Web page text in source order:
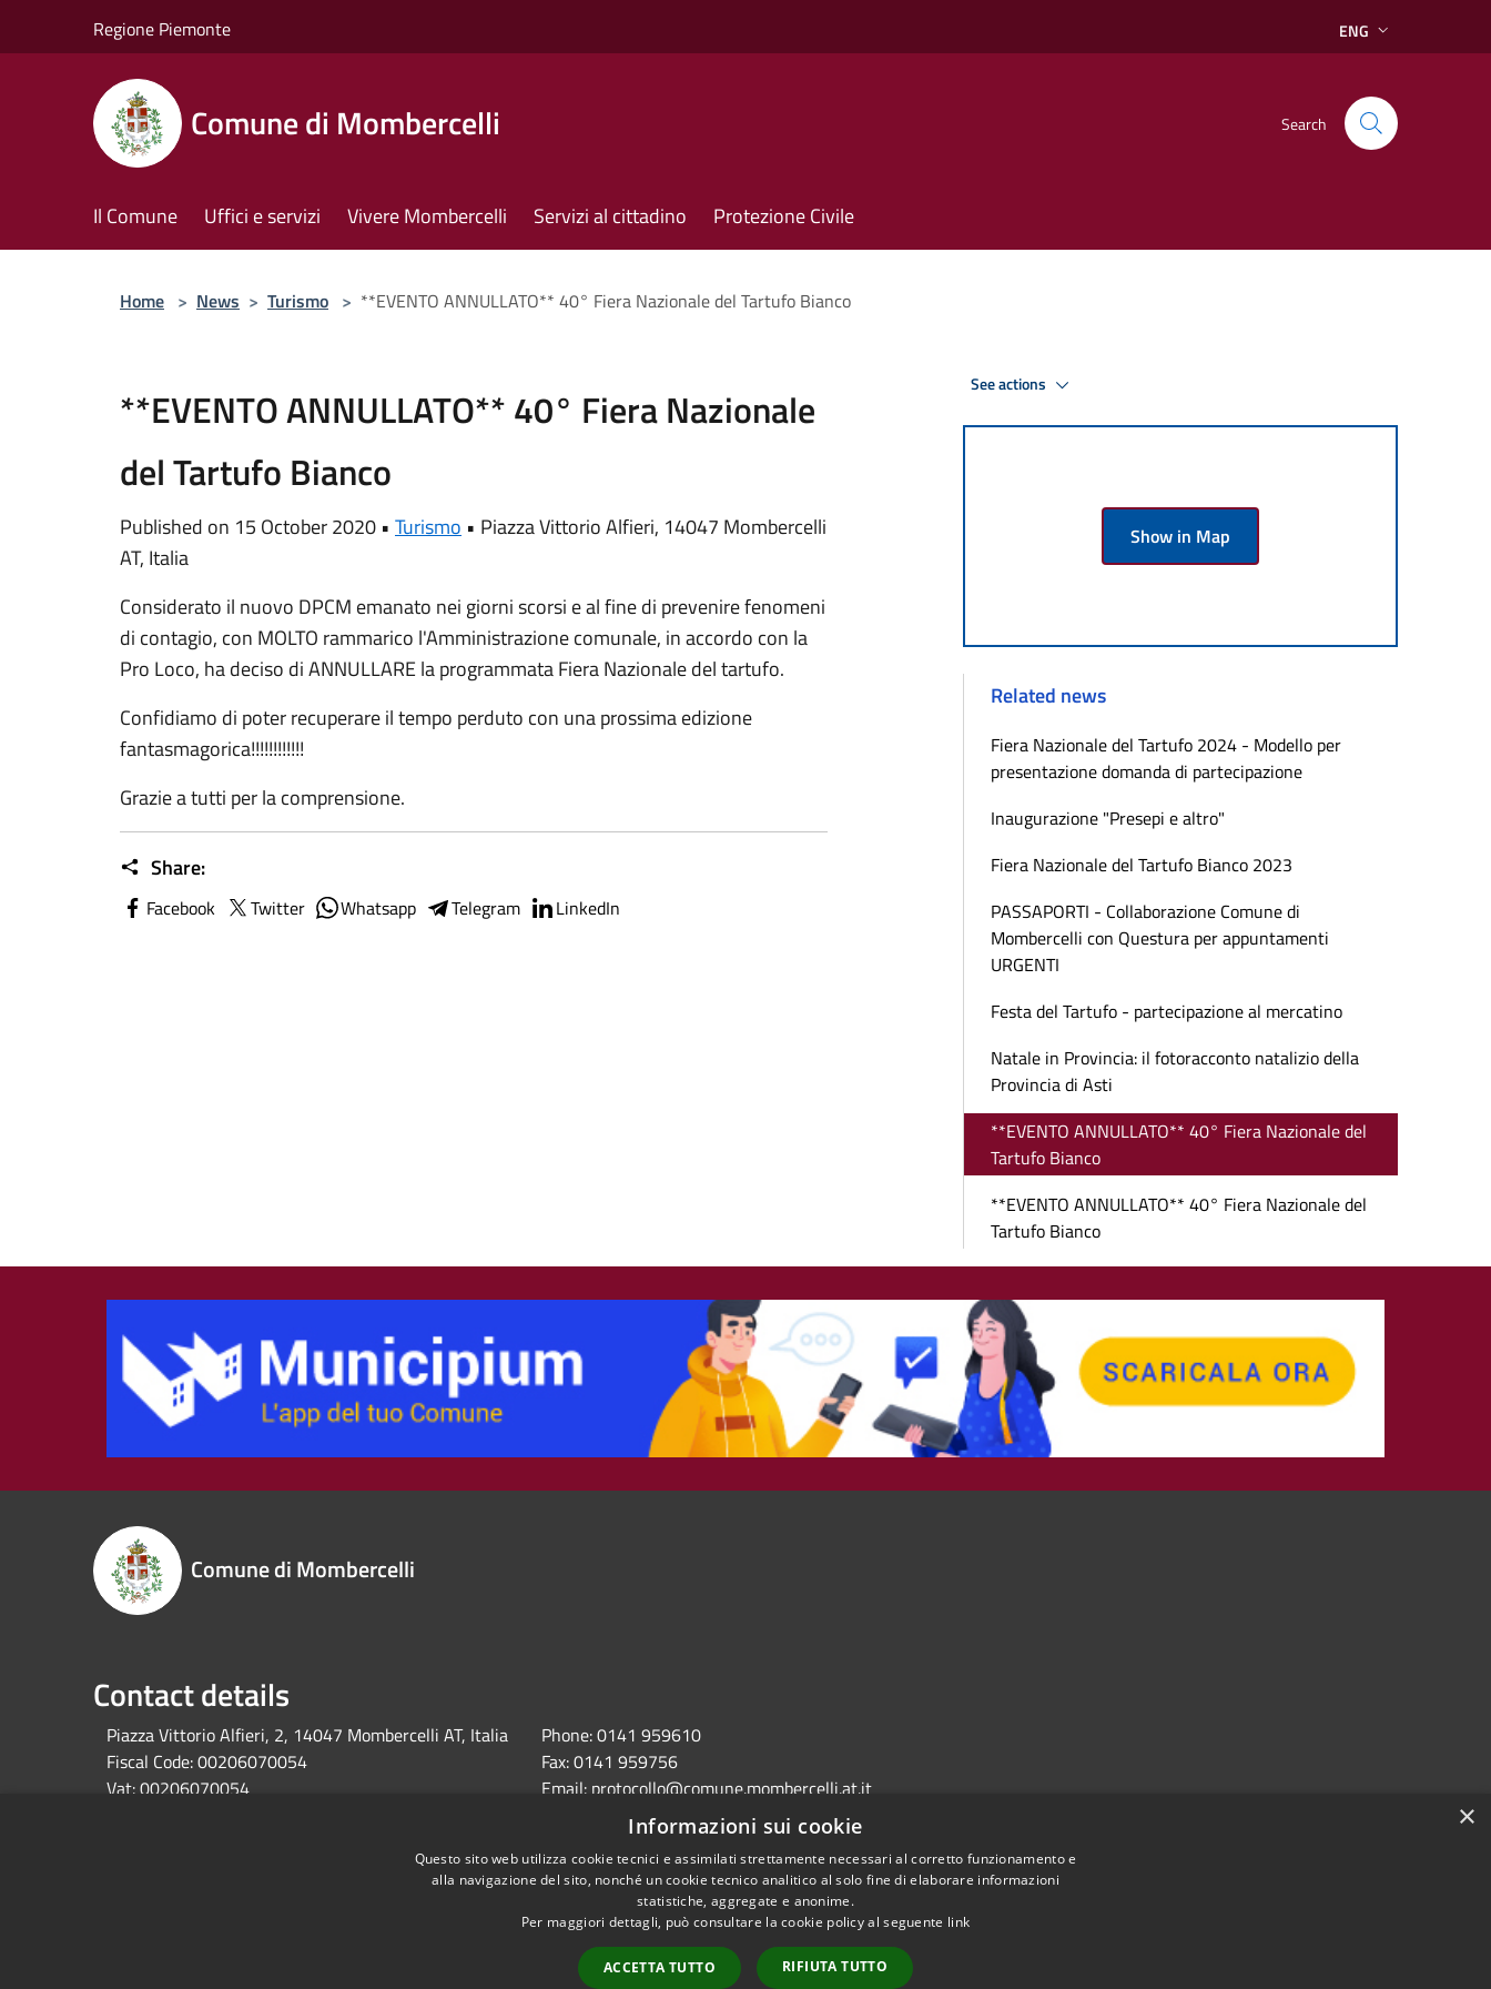
Regione Piemonte ENG
Comune di Mombercelli Search
Il Comune Uffici e servizi Vivere Mombercelli Servizi al cittadino Protezione Civile
Home > News > Turismo > **EVENTO ANNULLATO** 40° Fiera Nazionale del Tartufo Bianco
**EVENTO ANNULLATO** 40° Fiera Nazionale
del Tartufo Bianco
Published on 15 October 2020 • Turismo • Piazza Vittorio Alfieri, 14047 Mombercelli
AT, Italia
Considerato il nuovo DPCM emanato nei giorni scorsi e al fine di prevenire fenomeni
di contagio, con MOLTO rammarico l'Amministrazione comunale, in accordo con la
Pro Loco, ha deciso di ANNULLARE la programmata Fiera Nazionale del tartufo.
Confidiamo di poter recuperare il tempo perduto con una prossima edizione
fantasmagorica!!!!!!!!!!!!
Grazie a tutti per la comprensione.
Share:
Facebook Twitter Whatsapp Telegram LinkedIn
See actions
Show in Map
Related news
Fiera Nazionale del Tartufo 2024 - Modello per
presentazione domanda di partecipazione
Inaugurazione "Presepi e altro"
Fiera Nazionale del Tartufo Bianco 2023
PASSAPORTI - Collaborazione Comune di
Mombercelli con Questura per appuntamenti
URGENTI
Festa del Tartufo - partecipazione al mercatino
Natale in Provincia: il fotoracconto natalizio della
Provincia di Asti
**EVENTO ANNULLATO** 40° Fiera Nazionale del
Tartufo Bianco
**EVENTO ANNULLATO** 40° Fiera Nazionale del
Tartufo Bianco
Comune di Mombercelli
Contact details
Piazza Vittorio Alfieri, 2, 14047 Mombercelli AT, Italia
Fiscal Code:00206070054
Vat:00206070054
Phone:0141 959610
Fax:0141 959756
Email: protocollo@comune.mombercelli.at.it
comune.mombercelli.at@cert.legalmail.it
Dichiarazione di accessibilità
×
Informazioni sui cookie
Questo sito web utilizza cookie tecnici e assimilati strettamente necessari al corretto funzionamento e
alla navigazione del sito, nonché un cookie tecnico analitico al solo fine di elaborare informazioni
statistiche, aggregate e anonime.
Per maggiori dettagli, può consultare la cookie policy al seguente link
ACCETTA TUTTO RIFIUTA TUTTO